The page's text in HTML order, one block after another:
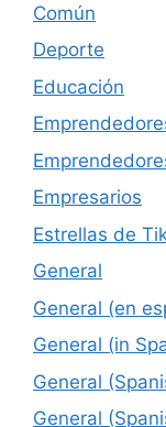
Común
Deporte
Educación
Empresarios
Estrellas de
General
General (en
General (in
General
General